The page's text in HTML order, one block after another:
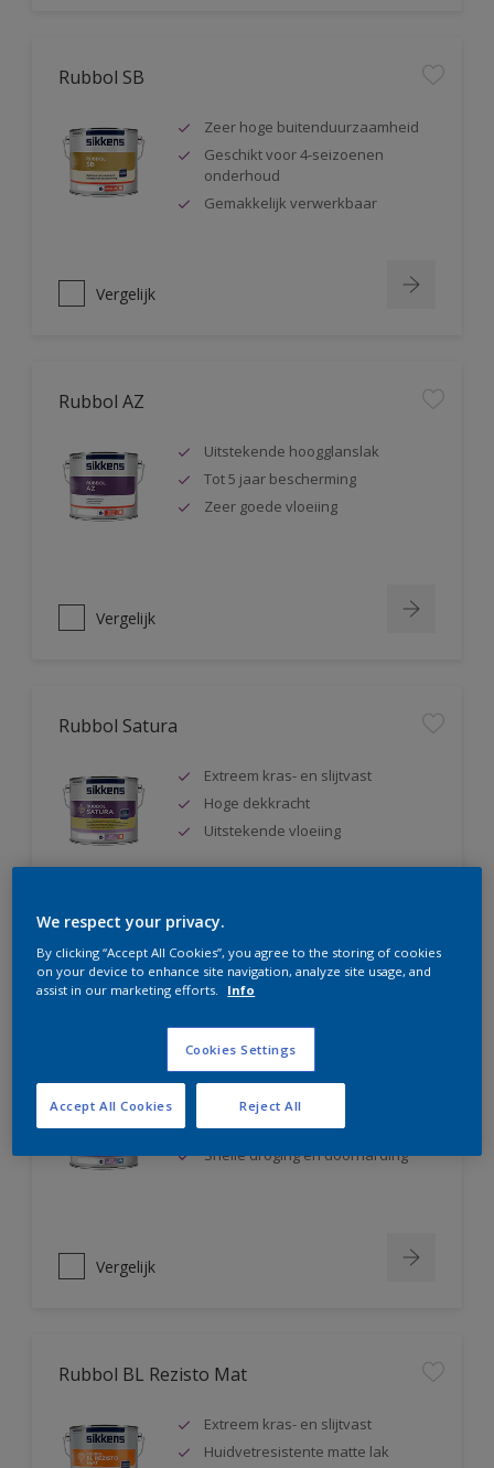
Rubbol SB
Zeer hoge buitenduurzaamheid
Geschikt voor 4-seizoenen
onderhoud
Gemakkelijk verwerkbaar
Vergelijk
Rubbol AZ
Uitstekende hoogglanslak
Tot 5 jaar bescherming
Zeer goede vloeiing
Vergelijk
Rubbol Satura
Extreem kras- en slijtvast
Hoge dekkracht
Uitstekende vloeiing
Rubbol BL Rezisto Satin
Extreem kras- en slijtvast
Huidvetresistente zijdeglanslak
Snelle droging en doorharding
Vergelijk
Rubbol BL Rezisto Mat
Extreem kras- en slijtvast
Huidvetresistente matte lak
We respect your privacy.
By clicking “Accept All Cookies”, you agree to the storing of cookies
on your device to enhance site navigation, analyze site usage, and
assist in our marketing efforts.
Info
Cookies Settings
Reject All
Accept All Cookies